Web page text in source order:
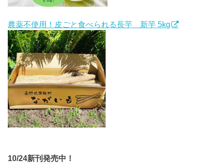
農薬不使用！皮ごと食べられる長芋 新芋 5kg
10/24新刊発売中！